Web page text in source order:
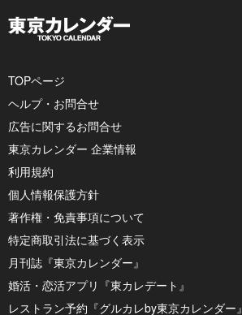
TOPページ
ヘルプ・お問合せ
広告に関するお問合せ
東京カレンダー 企業情報
利用規約
個人情報保護方針
著作権・免責事項について
特定商取引法に基づく表示
月刊誌『東京カレンダー』
婚活・恋活アプリ『東カレデート』
レストラン予約『グルカレby東京カレンダー』